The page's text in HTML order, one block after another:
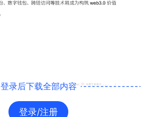
登录后下载全部内容
登录/注册